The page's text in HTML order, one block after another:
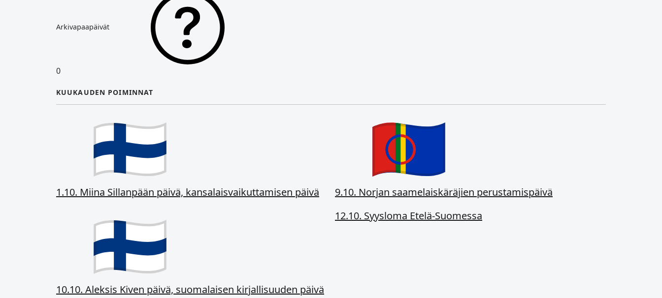
Arkivapaapäivät
0
KUUKAUDEN POIMINNAT
1.10. Miina Sillanpään päivä, kansalaisvaikuttamisen päivä 9.10. Norjan saamelaiskäräjien perustamispäivä
10.10. Aleksis Kiven päivä, suomalaisen kirjallisuuden päivä
12.10. Syysloma Etelä-Suomessa